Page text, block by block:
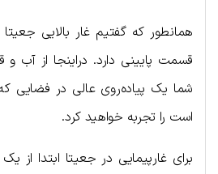
همانطور که گفتیم غار بالایی
قسمت پایینی دارد. دراینجا از آب
شما یک پیاده‌روی عالی در فضایی
است را تجربه خواهید کرد.
برای غارپیمایی در جعیتا ابتدا از